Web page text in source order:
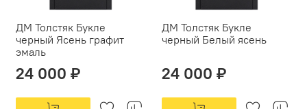
ДМ Толстяк Букле
черный Ясень графит
эмаль
24 000 ₽
ДМ Толстяк Букле
черный Белый ясень
24 000 ₽